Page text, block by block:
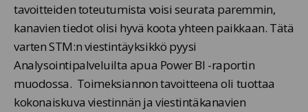
tavoitteiden toteutumista voisi seurata paremmin,
kanavien tiedot olisi hyvä koota yhteen paikkaan. Tätä
varten STM:n viestintäyksikkö pyysi
Analysointipalveluilta apua Power BI -raportin
muodossa. Toimeksiannon tavoitteena oli tuottaa
kokonaiskuva viestinnän ja viestintäkanavien